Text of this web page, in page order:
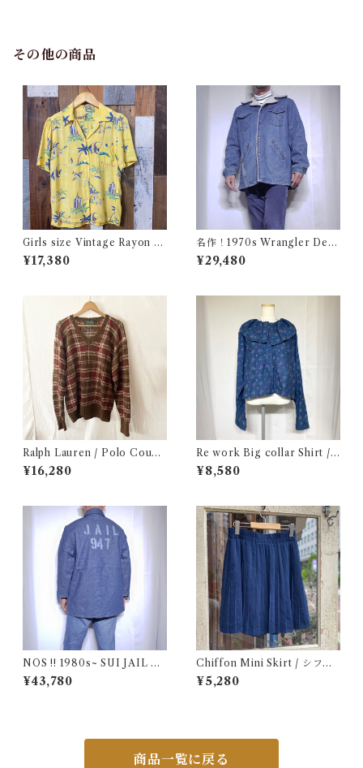
その他の商品
Girls size Vintage Rayon H
awaiian Shirt / ガールズ サイ
ズ ヴィンテージ レーヨン ハワ
¥17,380
名作！1970s Wrangler Deni
m Wrange Coat / ラングラー
デニム ボア ランチ コート 古
¥29,480
Ralph Lauren / Polo Count
ry Hand Knit / ラルフローレ
ン / ポロカントリー ハンドニ
¥16,280
Re work Big collar Shirt /
リワーク ビックカラー シャツ
古着
¥8,580
NOS !! 1980s~ SUI JAIL De
nim Work Jacket with Stenc
il / USA 実物 デッドストック
¥43,780
Chiffon Mini Skirt / シフォ
ン ミニ プリーツ スカート 古
着
¥5,280
商品一覧に戻る